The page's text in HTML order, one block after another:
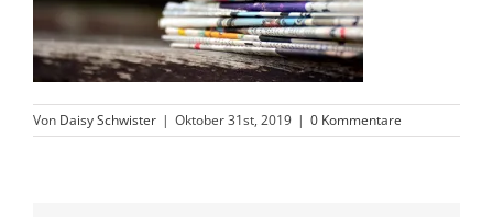
Von Daisy Schwister | Oktober 31st, 2019 | 0 Kommentare